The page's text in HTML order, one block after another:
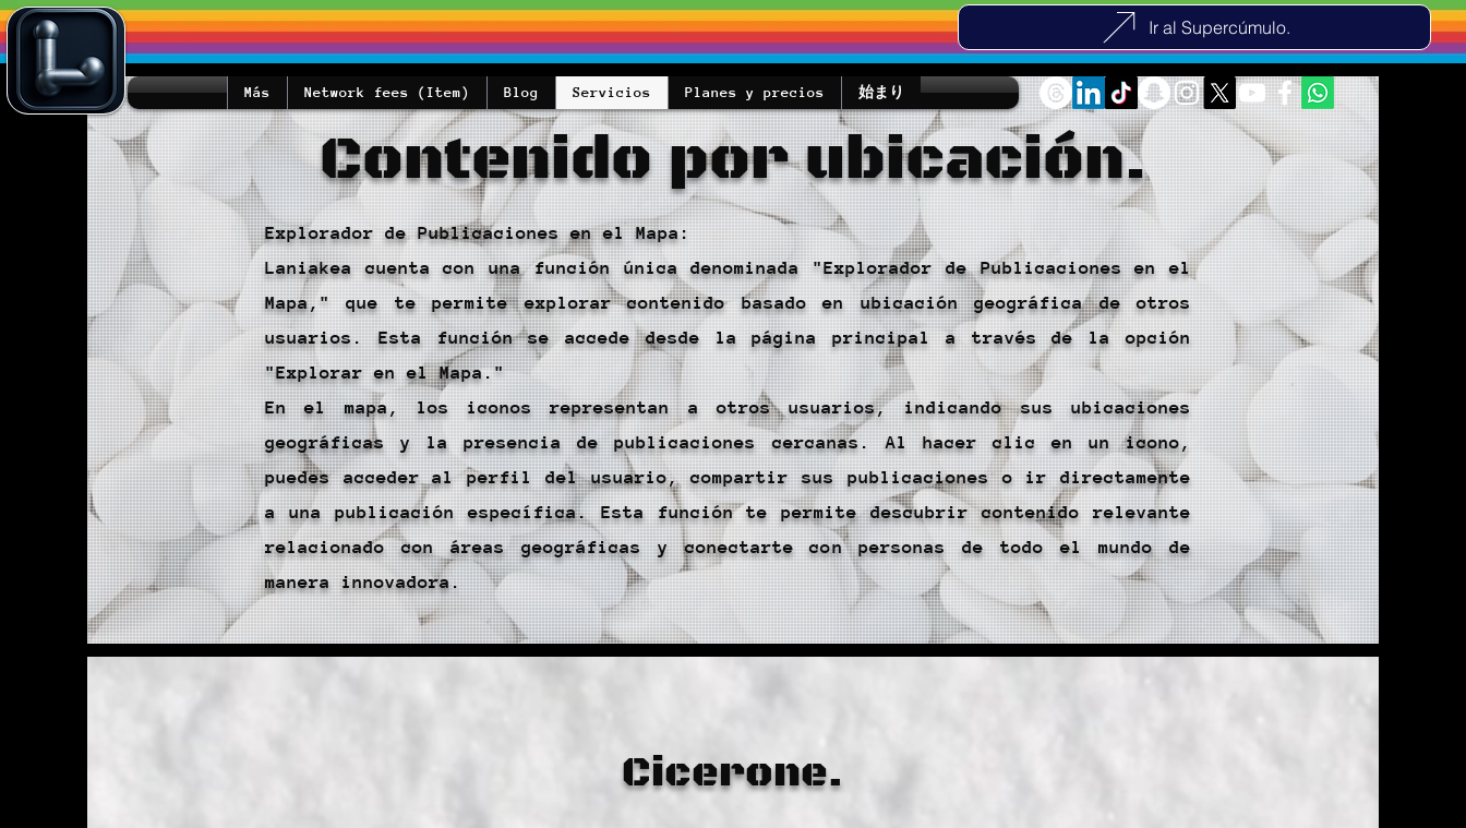
Ir al Supercúmulo.
始まり
Planes y precios
Servicios
Blog
Network fees (Item)
Más
Contenido por ubicación.
Explorador de Publicaciones en el Mapa:
Laniakea cuenta con una función única denominada "Explorador de Publicaciones en el
Mapa," que te permite explorar contenido basado en ubicación geográfica de otros
usuarios. Esta función se accede desde la página principal a través de la opción
"Explorar en el Mapa."
En el mapa, los iconos representan a otros usuarios, indicando sus ubicaciones
geográficas y la presencia de publicaciones cercanas. Al hacer clic en un icono,
puedes acceder al perfil del usuario, compartir sus publicaciones o ir directamente
a una publicación específica. Esta función te permite descubrir contenido relevante
relacionado con áreas geográficas y conectarte con personas de todo el mundo de
manera innovadora.
Cicerone.